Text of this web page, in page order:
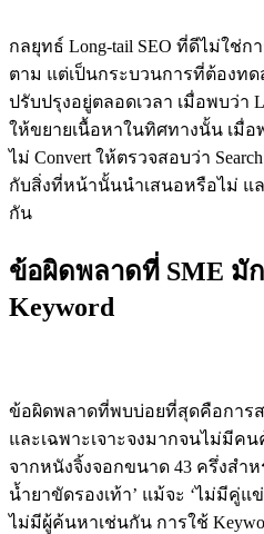
กลยุทธ์ Long-tail SEO ที่ดีไม่ใช่ก
ตาม แต่เป็นกระบวนการที่ต้องทด
ปรับปรุงอยู่ตลอดเวลา เมื่อพบว่า
ให้ขยายเนื้อหาในทิศทางนั้น เมื่อ
ไม่ Convert ให้ตรวจสอบว่า
กับสิ่งที่หน้านั้นนำเสนอหรือไม่ แ
กัน
ข้อผิดพลาดที่ SME มั
Keyword
ข้อผิดพลาดที่พบบ่อยที่สุดคือการส
และเฉพาะเจาะจงมากจนไม่มีค
จากหนังจิ้งจอกขนาด 43 ครึ่งส
น้ำยาขัดรองเท้า’ แม้จะ ‘ไม่มีคู่แ
ไม่มีผู้ค้นหาเช่นกัน การใช้